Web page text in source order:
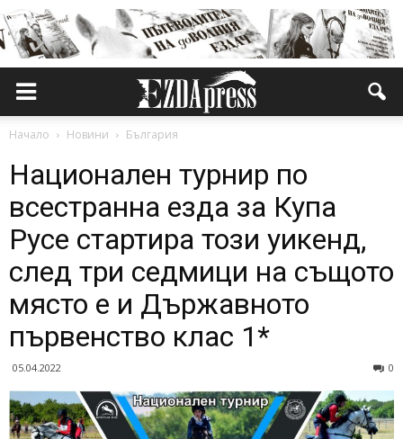
Начало Новини България
Национален турнир по
всестранна езда за Купа
Русе стартира този уикенд,
след три седмици на същото
място е и Държавното
първенство клас 1*
05.04.2022 0